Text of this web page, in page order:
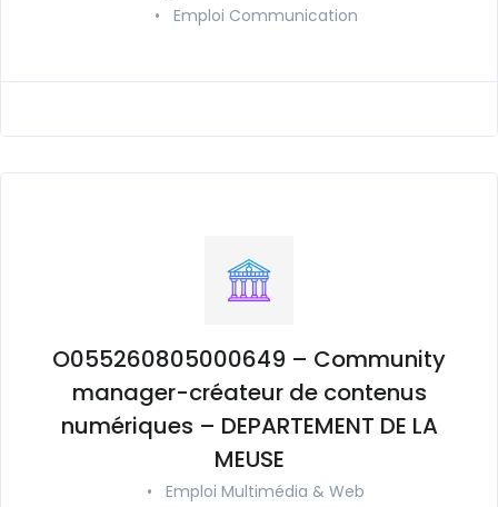
• Emploi Communication
O055260805000649 – Community
manager-créateur de contenus
numériques – DEPARTEMENT DE LA
MEUSE
• Emploi Multimédia & Web